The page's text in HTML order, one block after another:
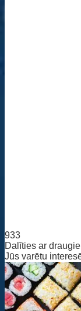
933
Dalīties ar
Jūs varētu